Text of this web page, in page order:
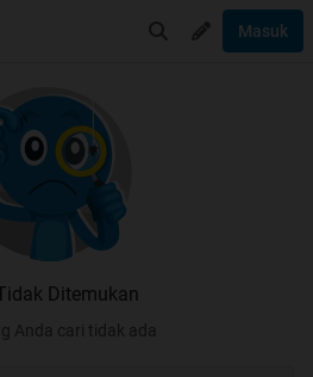
Masuk
Ditemukan
Anda cari tidak ada